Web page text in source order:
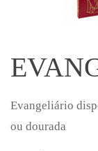
Evangeliário
ou dourada